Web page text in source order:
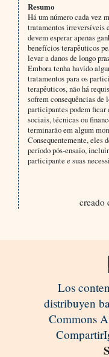
Resumo
Há um número cada vez
tratamentos irreversíveis
devem esperar apenas
benefícios terapêuticos
levar a danos de longo
Embora tenha havido
tratamentos para os
terapêuticos, não há
sofrem consequências de
participantes podem ficar
sociais, técnicas ou
terminarão em algum
Consequentemente, eles
período pós-ensaio,
participante e suas
creado
Los
distribuyen
Commons